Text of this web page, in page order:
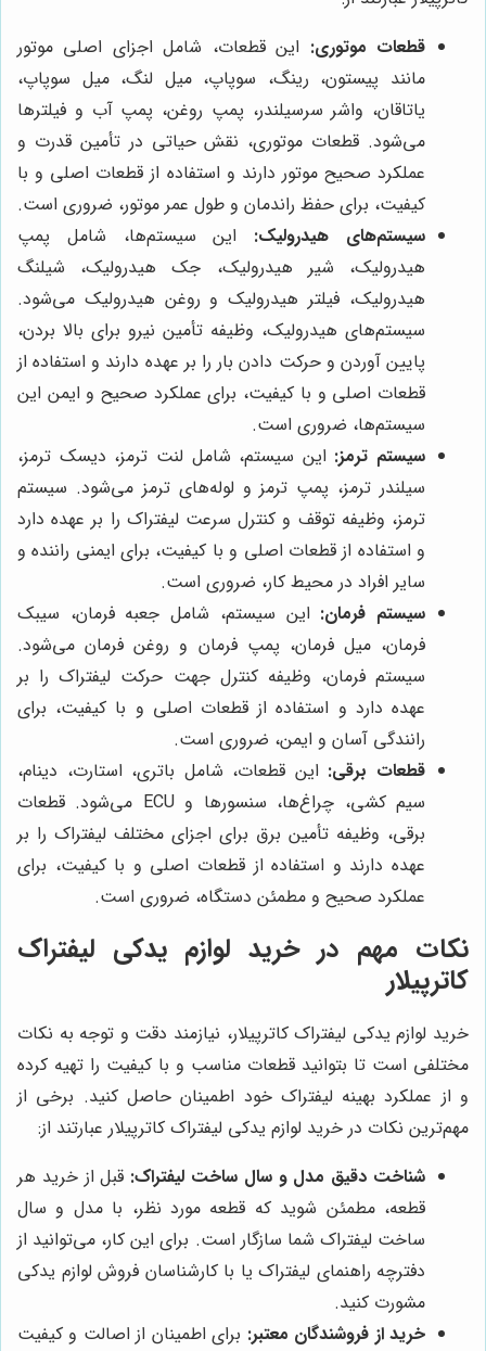
قطعات موتوری: این قطعات، شامل اجزای اصلی موتور
مانند پیستون، رینگ، سوپاپ، میل لنگ، میل سوپاپ،
یاتاقان، واشر سرسیلندر، پمپ روغن، پمپ آب و فیلترها
می‌شود. قطعات موتوری، نقش حیاتی در تأمین قدرت و
عملکرد صحیح موتور دارند و استفاده از قطعات اصلی و با
کیفیت، برای حفظ راندمان و طول عمر موتور، ضروری است.
سیستم‌های هیدرولیک: این سیستم‌ها، شامل پمپ
هیدرولیک، شیر هیدرولیک، جک هیدرولیک، شیلنگ
هیدرولیک، فیلتر هیدرولیک و روغن هیدرولیک می‌شود.
سیستم‌های هیدرولیک، وظیفه تأمین نیرو برای بالا بردن،
پایین آوردن و حرکت دادن بار را بر عهده دارند و استفاده از
قطعات اصلی و با کیفیت، برای عملکرد صحیح و ایمن این
سیستم‌ها، ضروری است.
سیستم ترمز: این سیستم، شامل لنت ترمز، دیسک ترمز،
سیلندر ترمز، پمپ ترمز و لوله‌های ترمز می‌شود. سیستم
ترمز، وظیفه توقف و کنترل سرعت لیفتراک را بر عهده دارد
و استفاده از قطعات اصلی و با کیفیت، برای ایمنی راننده و
سایر افراد در محیط کار، ضروری است.
سیستم فرمان: این سیستم، شامل جعبه فرمان، سیبک
فرمان، میل فرمان، پمپ فرمان و روغن فرمان می‌شود.
سیستم فرمان، وظیفه کنترل جهت حرکت لیفتراک را بر
عهده دارد و استفاده از قطعات اصلی و با کیفیت، برای
رانندگی آسان و ایمن، ضروری است.
قطعات برقی: این قطعات، شامل باتری، استارت، دینام،
سیم کشی، چراغ‌ها، سنسورها و ECU می‌شود. قطعات
برقی، وظیفه تأمین برق برای اجزای مختلف لیفتراک را بر
عهده دارند و استفاده از قطعات اصلی و با کیفیت، برای
عملکرد صحیح و مطمئن دستگاه، ضروری است.
نکات مهم در خرید لوازم یدکی لیفتراک
کاترپیلار
خرید لوازم یدکی لیفتراک کاترپیلار، نیازمند دقت و توجه به نکات
مختلفی است تا بتوانید قطعات مناسب و با کیفیت را تهیه کرده
و از عملکرد بهینه لیفتراک خود اطمینان حاصل کنید. برخی از
مهم‌ترین نکات در خرید لوازم یدکی لیفتراک کاترپیلار عبارتند از:
شناخت دقیق مدل و سال ساخت لیفتراک: قبل از خرید هر
قطعه، مطمئن شوید که قطعه مورد نظر، با مدل و سال
ساخت لیفتراک شما سازگار است. برای این کار، می‌توانید از
دفترچه راهنمای لیفتراک یا با کارشناسان فروش لوازم یدکی
مشورت کنید.
خرید از فروشندگان معتبر: برای اطمینان از اصالت و کیفیت